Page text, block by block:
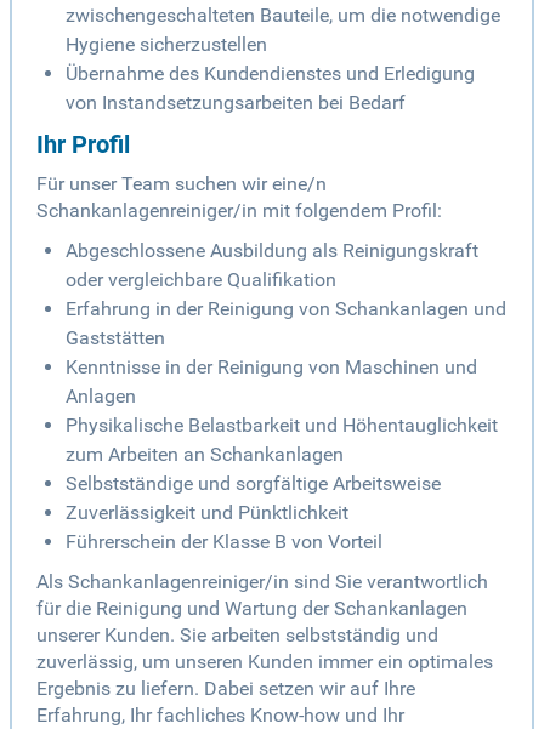
zwischengeschalteten Bauteile, um die notwendige
Hygiene sicherzustellen
Übernahme des Kundendienstes und Erledigung
von Instandsetzungsarbeiten bei Bedarf
Ihr Profil
Für unser Team suchen wir eine/n
Schankanlagenreiniger/in mit folgendem Profil:
Abgeschlossene Ausbildung als Reinigungskraft
oder vergleichbare Qualifikation
Erfahrung in der Reinigung von Schankanlagen und
Gaststätten
Kenntnisse in der Reinigung von Maschinen und
Anlagen
Physikalische Belastbarkeit und Höhentauglichkeit
zum Arbeiten an Schankanlagen
Selbstständige und sorgfältige Arbeitsweise
Zuverlässigkeit und Pünktlichkeit
Führerschein der Klasse B von Vorteil
Als Schankanlagenreiniger/in sind Sie verantwortlich
für die Reinigung und Wartung der Schankanlagen
unserer Kunden. Sie arbeiten selbstständig und
zuverlässig, um unseren Kunden immer ein optimales
Ergebnis zu liefern. Dabei setzen wir auf Ihre
Erfahrung, Ihr fachliches Know-how und Ihr